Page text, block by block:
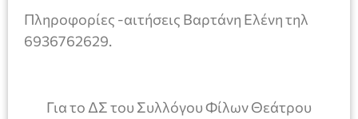
Πληροφορίες -αιτήσεις Βαρτάνη Ελένη τηλ
6936762629.
Για το ΔΣ του Συλλόγου Φίλων Θεάτρου